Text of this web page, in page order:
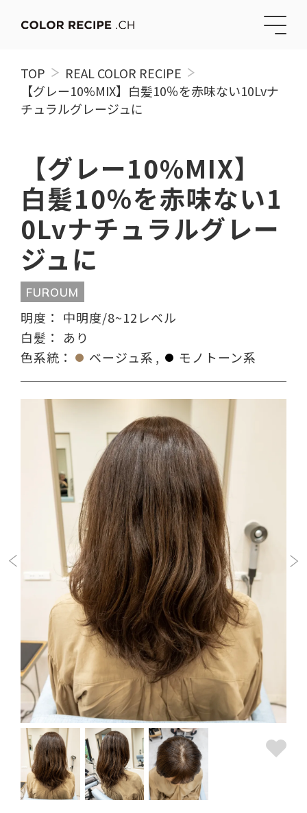
TOP
REAL COLOR RECIPE
【グレー10%MIX】白髪10％を赤味ない10Lvナ
チュラルグレージュに
【グレー10%MIX】
白髪10％を赤味ない1
0Lvナチュラルグレー
ジュに
FUROUM
明度： 中明度/8~12レベル
白髪：
あり
色系統：
ベージュ系 モノトーン系